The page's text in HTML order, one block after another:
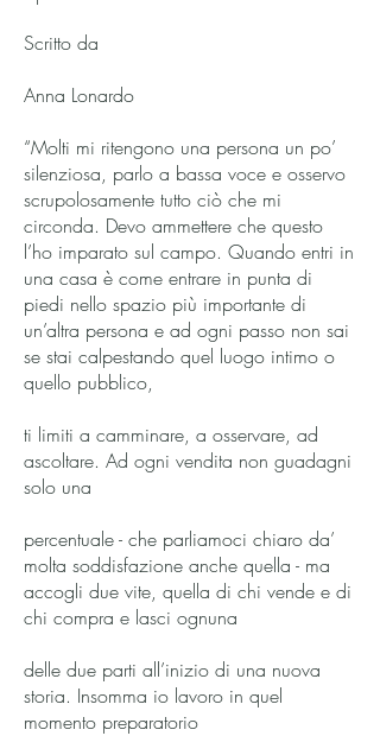
Scritto da
Anna Lonardo
“Molti mi ritengono una persona un po’
silenziosa, parlo a bassa voce e osservo
scrupolosamente tutto ciò che mi
circonda. Devo ammettere che questo
l’ho imparato sul campo. Quando entri in
una casa è come entrare in punta di
piedi nello spazio più importante di
un’altra persona e ad ogni passo non sai
se stai calpestando quel luogo intimo o
quello pubblico,
ti limiti a camminare, a osservare, ad
ascoltare. Ad ogni vendita non guadagni
solo una
percentuale - che parliamoci chiaro da’
molta soddisfazione anche quella - ma
accogli due vite, quella di chi vende e di
chi compra e lasci ognuna
delle due parti all’inizio di una nuova
storia. Insomma io lavoro in quel
momento preparatorio